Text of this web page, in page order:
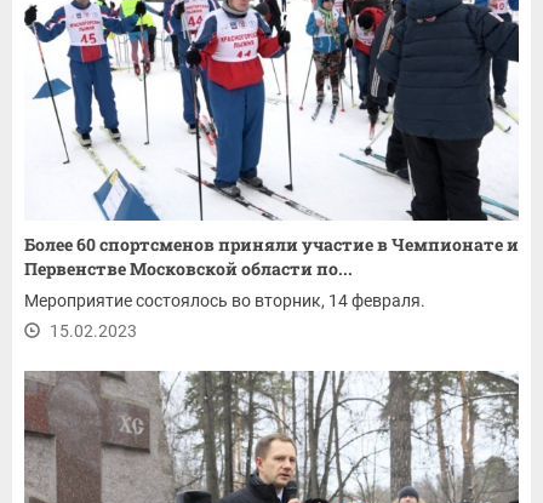
Более 60 спортсменов приняли участие в Чемпионате и
Первенстве Московской области по...
Мероприятие состоялось во вторник, 14 февраля.
15.02.2023